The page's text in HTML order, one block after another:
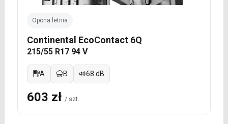
Opona letnia
Continental EcoContact 6Q
215/55 R17 94 V
A B 68 dB
603 zł / szt.